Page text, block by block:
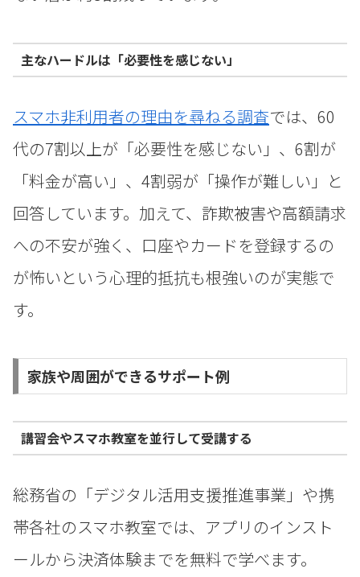
主なハードルは「必要性を感じない」
スマホ非利用者の理由を尋ねる調査では、60
代の7割以上が「必要性を感じない」、6割が
「料金が高い」、4割弱が「操作が難しい」と
回答しています。加えて、詐欺被害や高額請求
への不安が強く、口座やカードを登録するの
が怖いという心理的抵抗も根強いのが実態で
す。
家族や周囲ができるサポート例
講習会やスマホ教室を並行して受講する
総務省の「デジタル活用支援推進事業」や携
帯各社のスマホ教室では、アプリのインスト
ールから決済体験までを無料で学べます。